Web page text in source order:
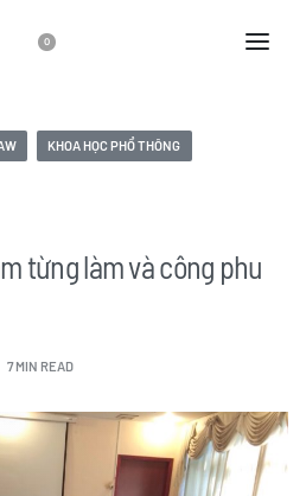
0
KHOA HỌC PHỔ THÔNG
từng làm và công phu
7 MIN READ